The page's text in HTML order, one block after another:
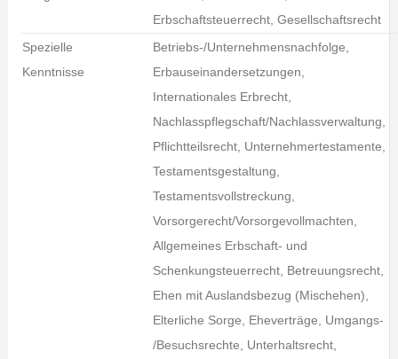
Erbschaftsteuerrecht, Gesellschaftsrecht
Spezielle
Kenntnisse
Betriebs-/Unternehmensnachfolge,
Erbauseinandersetzungen,
Internationales Erbrecht,
Nachlasspflegschaft/Nachlassverwaltung,
Pflichtteilsrecht, Unternehmertestamente,
Testamentsgestaltung,
Testamentsvollstreckung,
Vorsorgerecht/Vorsorgevollmachten,
Allgemeines Erbschaft- und
Schenkungsteuerrecht, Betreuungsrecht,
Ehen mit Auslandsbezug (Mischehen),
Elterliche Sorge, Eheverträge, Umgangs-
/Besuchsrechte, Unterhaltsrecht,